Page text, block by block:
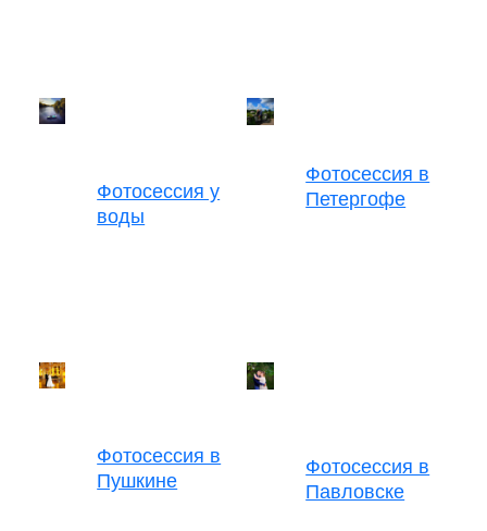
Фотосессия у
воды
Фотосессия в
Петергофе
Фотосессия в
Пушкине
Фотосессия в
Павловске